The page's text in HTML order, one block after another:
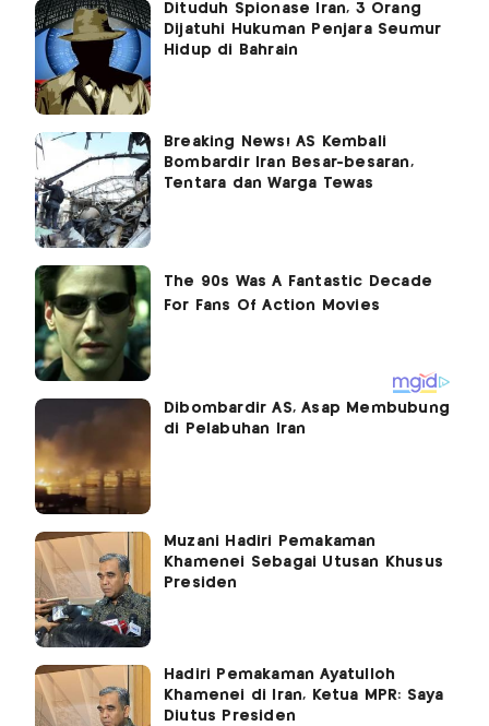
Dituduh Spionase Iran, 3 Orang
Dijatuhi Hukuman Penjara Seumur
Hidup di Bahrain
Breaking News! AS Kembali
Bombardir Iran Besar-besaran,
Tentara dan Warga Tewas
Dibombardir AS, Asap Membubung
di Pelabuhan Iran
Muzani Hadiri Pemakaman
Khamenei Sebagai Utusan Khusus
Presiden
Hadiri Pemakaman Ayatulloh
Khamenei di Iran, Ketua MPR: Saya
Diutus Presiden